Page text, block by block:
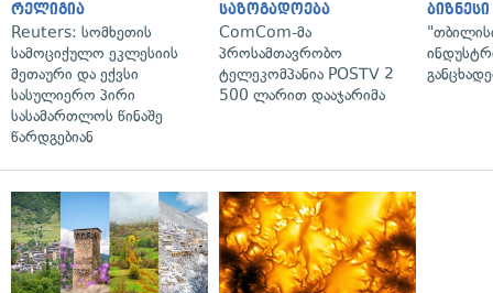
რელიგია
Reuters: სომხეთის
სამოციქულო ეკლესიის
მეთაური და ექვსი
სასულიერო პირი
სასამართლოს წინაშე
წარდგებიან
საზოგადოება
ComCom-მა
პროსამთავრობო
ტელეკომპანია POSTV 2
500 ლარით დააჯარიმა
ბიზნესი